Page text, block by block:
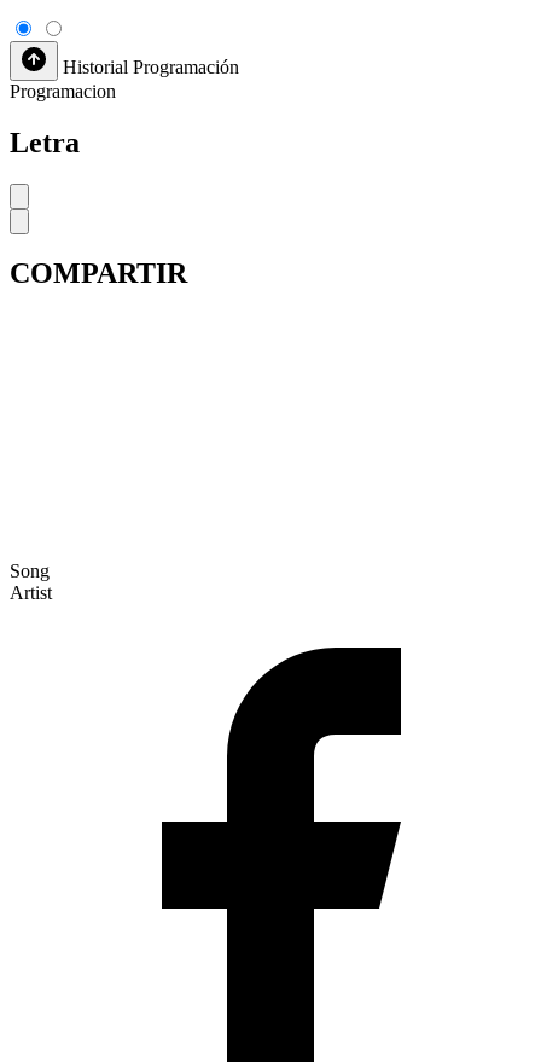
Historial Programación
Programacion
Letra
COMPARTIR
Song
Artist